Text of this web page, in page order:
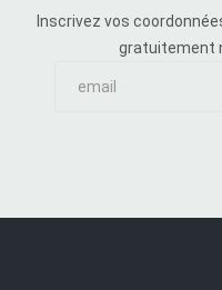
Inscrivez vos
gratuitement